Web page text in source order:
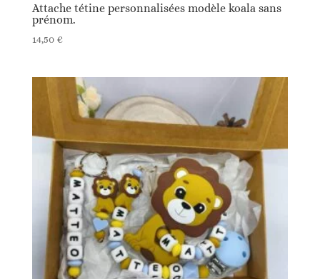
Attache tétine personnalisées modèle koala sans
prénom.
14,50 €